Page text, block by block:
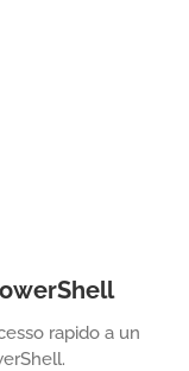
rapido a un